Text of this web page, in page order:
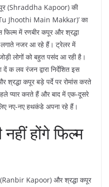
(Shraddha Kapoor) की
Jhoothi Main Makkar)’ का
में रणबीर कपूर और श्रद्धा
लगाते नजर आ रहे हैं। ट्रेलर में
लोगों को बहुत पसंद आ रही है।
क लव रंजन द्वारा निर्देशित इस
श्रद्धा कपूर बड़े पर्दे पर रोमांस करते
प्यार करते हैं और बाद में एक-दूसरे
नए-नए हथकंडे अपना रहे हैं।
होंगे फिल्म
(Ranbir Kapoor) और श्रद्धा कपूर